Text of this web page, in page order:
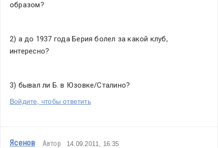
образом?
2) а до 1937 года Берия болел за какой клуб,
интересно?
3) бывал ли Б. в Юзовке/Сталино?
Войдите, чтобы ответить
Ясенов Автор 14.09.2011, 16:35